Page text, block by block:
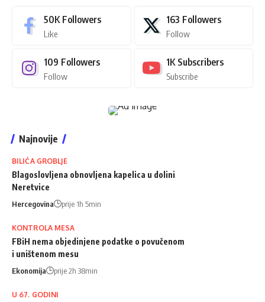
50K Followers
Like
163 Followers
Follow
109 Followers
Follow
1K Subscribers
Subscribe
Najnovije
BILIĆA GROBLJE
Blagoslovljena obnovljena kapelica u dolini
Neretvice
Hercegovina prije 1h 5min
KONTROLA MESA
FBiH nema objedinjene podatke o povučenom
i uništenom mesu
Ekonomija prije 2h 38min
U 67. GODINI